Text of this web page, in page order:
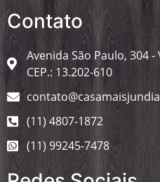
Contato
Avenida São Paulo, 304 -
CEP.: 13.202-610
(11) 4807-1872
(11) 99245-7478